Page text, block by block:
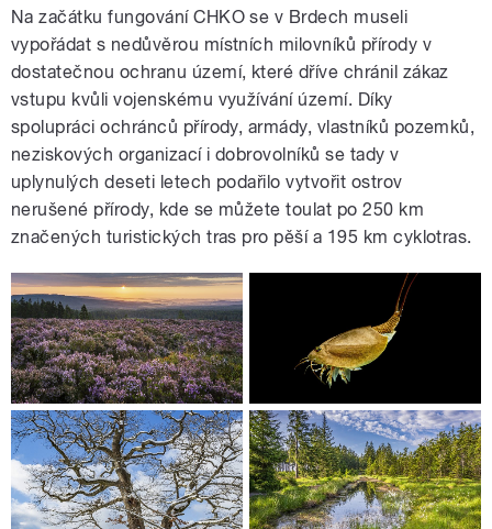
Na začátku fungování CHKO se v Brdech museli
vypořádat s nedůvěrou místních milovníků přírody v
dostatečnou ochranu území, které dříve chránil zákaz
vstupu kvůli vojenskému využívání území. Díky
spolupráci ochránců přírody, armády, vlastníků pozemků,
neziskových organizací i dobrovolníků se tady v
uplynulých deseti letech podařilo vytvořit ostrov
nerušené přírody, kde se můžete toulat po 250 km
značených turistických tras pro pěší a 195 km cyklotras.